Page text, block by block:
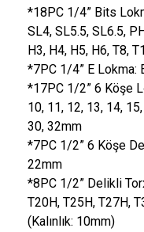
*18PC 1/4” Bits
SL4, SL5.5, SL6.5,
H3, H4, H5, H6, T8,
*7PC 1/4” E Lokma:
*17PC 1/2” 6 Köşe
10, 11, 12, 13, 14,
30, 32mm
*7PC 1/2” 6 Köşe
22mm
*8PC 1/2” Delikli
T20H, T25H, T27H,
(Kalınlık: 10mm)